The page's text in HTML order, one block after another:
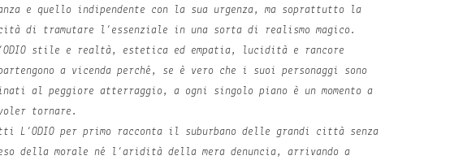
e quello indipendente con la sua urgenza, ma soprattutto la
di tramutare l’essenziale in una sorta di realismo magico.
stile e realtà, estetica ed empatia, lucidità e rancore
a vicenda perché, se è vero che i suoi personaggi sono
al peggiore atterraggio, a ogni singolo piano è un momento a
tornare.
L’ODIO per primo racconta il suburbano delle grandi città senza
della morale né l’aridità della mera denuncia, arrivando a